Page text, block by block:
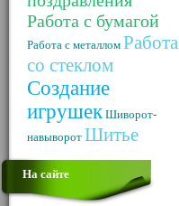
Работа с бумагой
Работа с металлом Работа
со стеклом
Создание
игрушек Шиворот-
навыворот Шитье
На сайте